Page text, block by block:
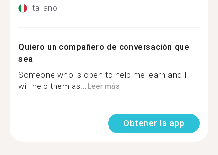
Italiano
Quiero un compañero de conversación que
sea
Someone who is open to help me learn and I
will help them as...Leer más
Obtener la app